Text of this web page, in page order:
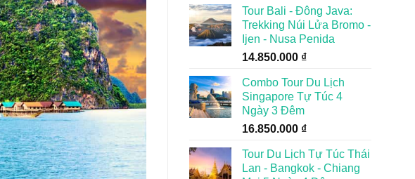
Tour Bali - Đông Java:
Trekking Núi Lửa Bromo -
Ijen - Nusa Penida
14.850.000 ₫
Combo Tour Du Lịch
Singapore Tự Túc 4
Ngày 3 Đêm
16.850.000 ₫
Tour Du Lịch Tự Túc Thái
Lan - Bangkok - Chiang